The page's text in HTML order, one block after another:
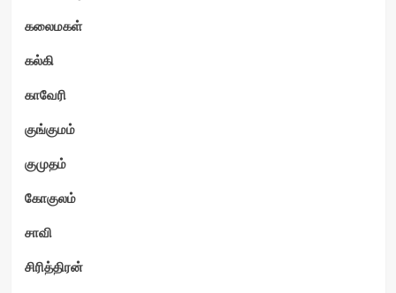
கலைமகள்
கல்கி
காவேரி
குங்குமம்
குமுதம்
கோகுலம்
சாவி
சிரித்திரன்